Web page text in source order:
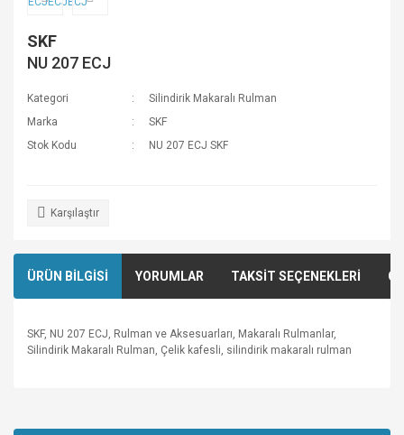
SKF
NU 207 ECJ
Kategori
Silindirik Makaralı Rulman
Marka
SKF
Stok Kodu
NU 207 ECJ SKF
Karşılaştır
ÜRÜN BİLGİSİ YORUMLAR TAKSİT SEÇENEKLERİ
SKF, NU 207 ECJ, Rulman ve Aksesuarları, Makaralı Rulmanlar,
Silindirik Makaralı Rulman, Çelik kafesli, silindirik makaralı rulman
kullanarak tarafımıza iletebilirsiniz.